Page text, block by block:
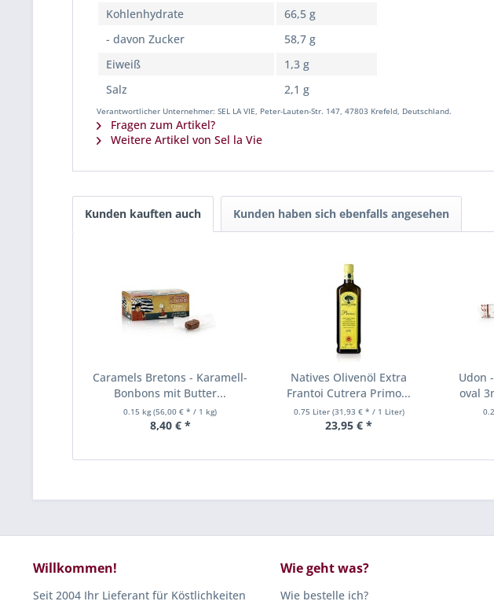
Kohlenhydrate
66,5 g
- davon Zucker
58,7 g
Eiweiß
1,3 g
Salz
2,1 g
Verantwortlicher Unternehmer: SEL LA VIE, Peter-Lauten-Str. 147, 47803 Krefeld, Deutschland.
Fragen zum Artikel?
Weitere Artikel von Sel la Vie
Kunden kauften auch Kunden haben sich ebenfalls angesehen
Caramels Bretons - Karamell-
Bonbons mit Butter...
0.15 kg(56,00 € * / 1 kg)
8,40 € *
Natives Olivenöl Extra
Frantoi Cutrera Primo...
0.75 Liter (31,93 € * / 1 Liter)
23,95 € *
Udon
oval
Willkommen!
Seit 2004 Ihr Lieferant für Köstlichkeiten
Wie geht was?
Wie bestelle ich?